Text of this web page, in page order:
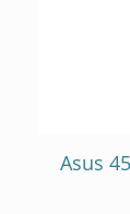
Asus